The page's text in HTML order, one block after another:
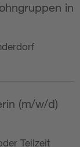
in
(m/w/d)
Teilzeit